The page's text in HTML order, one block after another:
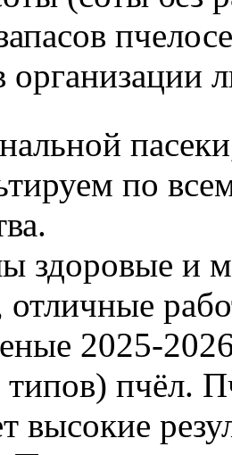
по
здоровые и
отличные
2025-
пчёл.
высокие